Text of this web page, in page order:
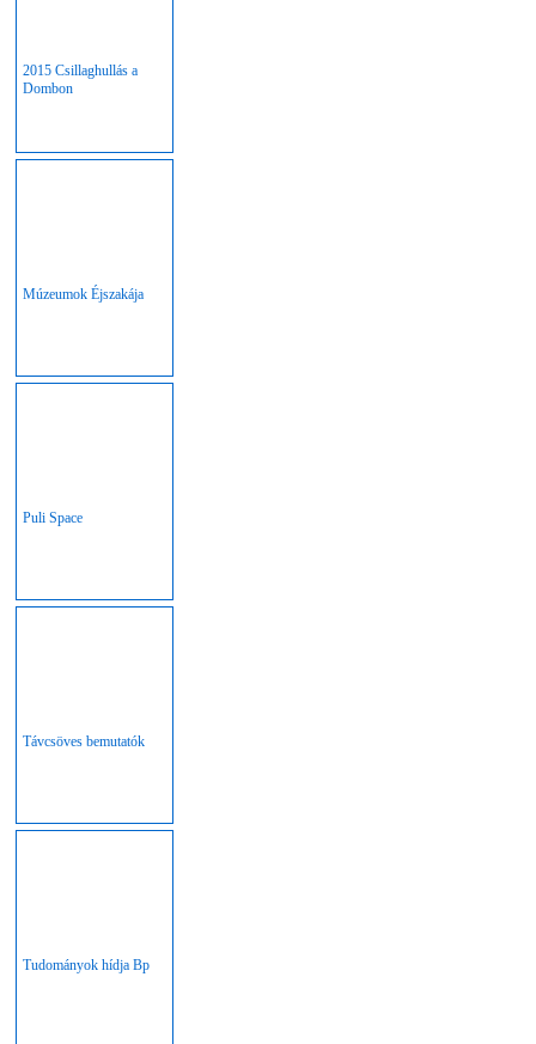
2015 Csillaghullás a
Dombon
Múzeumok Éjszakája
Puli Space
Távcsöves bemutatók
Tudományok hídja Bp